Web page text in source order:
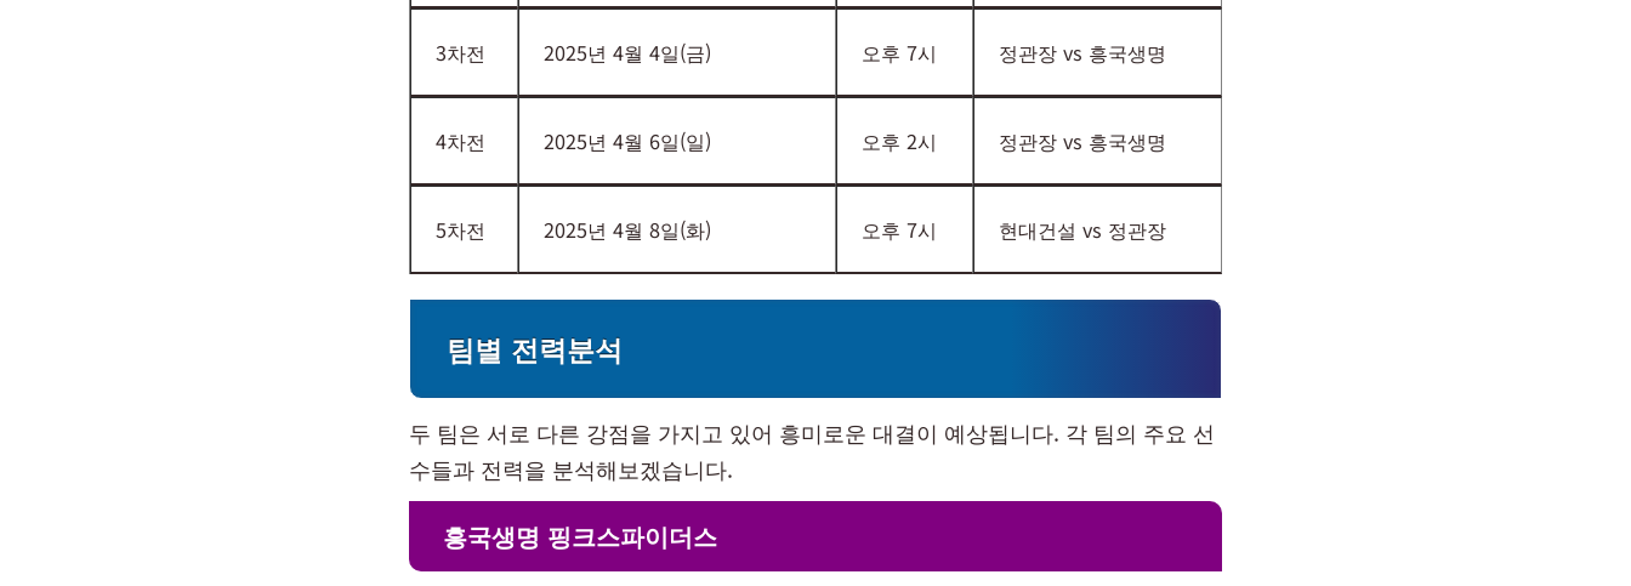
3차전 2025년 4월 4일(금) 오후 7시 정관장 vs 흥국생명
4차전 2025년 4월 6일(일) 오후 2시 정관장 vs 흥국생명
5차전 2025년 4월 8일(화) 오후 7시 현대건설 vs 정관장
팀별 전력분석
두 팀은 서로 다른 강점을 가지고 있어 흥미로운 대결이 예상됩니다. 각 팀의 주요 선
수들과 전력을 분석해보겠습니다.
흥국생명 핑크스파이더스